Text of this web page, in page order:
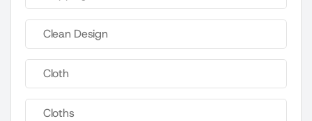
Clean Design
Cloth
Cloths